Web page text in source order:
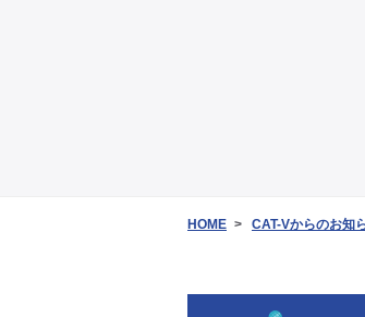
HOME CAT-Vからのお知